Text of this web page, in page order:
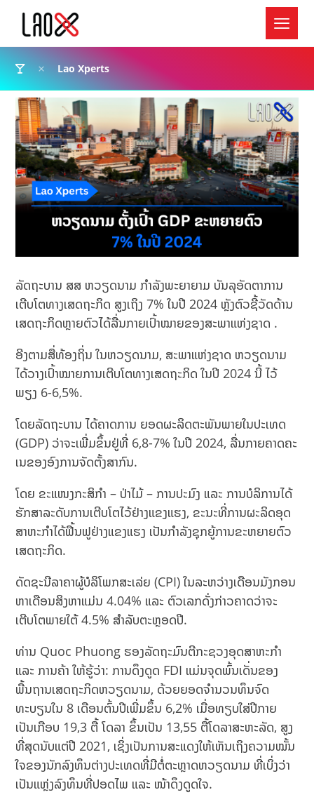
Lao Xperts
ລັດຖະບານ ສສ ຫວຽດນາມ ກຳລັງພະຍາຍາມ ບັນລຸອັດຕາການ
ເຕີບໂຕທາງເສດຖະກິດ ສູງເຖິງ 7% ໃນປີ 2024​ ຫຼັງຕົວ​ຊີ້​ວັດ​ດ້ານ​
ເສດຖະກິດ​ຫຼາຍ​ຕົວ​ໄດ້​ລື່ນ​ກາຍ​ເປົ້າ​ໝາຍ​ຂອງ​ສະພາ​ແຫ່ງ​ຊາດ .
ອີງຕາມສື່ທ້ອງຖິ່ນ ໃນຫວຽດນາມ, ສະພາແຫ່ງຊາດ ຫວຽດນາມ
ໄດ້ວາງເປົ້າໝາຍການເຕີບໂຕທາງເສດຖະກິດ ໃນປີ 2024 ​ນີ້ ໄວ້
ພຽງ 6-6,5%.
ໂດຍລັດຖະບານ ໄດ້ຄາດການ ຍອດ​ຜະ​ລິດ​ຕະ​ພັນ​ພາຍ​ໃນ​ປະ​ເທດ
(GDP) ​ວ່າ​ຈະ​ເພີ່ມ​ຂຶ້ນ​ຢູ່​ທີ່ 6,8-7% ໃນ​ປີ 2024, ລື່ນ​ກາຍ​ຄາດ​ຄະ​
ເນ​ຂອງ​ອົງ​ການ​ຈັດ​ຕັ້ງ​ສາ​ກົນ.
ໂດຍ ຂະ​ແໜງ​ກະ​ສິ​ກຳ – ປ່າ​ໄມ້ – ການ​ປະ​ມົງ ແລະ ການ​ບໍ​ລິ​ການ​ໄດ້​
ຮັກ​ສາ​ລະດັບການ​ເຕີບ​ໂຕ​ໄວ້ຢ່າງ​ແຂງ​ແຮງ, ຂະ​ນະ​ທີ່​ການ​ຜະ​ລິດ​ອຸດ​
ສາ​ຫະ​ກຳ​ໄດ້​ຟື້ນ​ຟູ​ຢ່າງ​ແຂງ​ແຮງ ເປັນ​ກຳ​ລັງ​ຊຸກ​ຍູ້​ການ​ຂະ​ຫຍາຍ​ຕົວ​
ເສດ​ຖະ​ກິດ.
ດັດຊະນີລາຄາຜູ້ບໍລິໂພກສະເລ່ຍ (CPI) ໃນລະຫວ່າງເດືອນມັງກອນ
ຫາເດືອນສິງຫາແມ່ນ 4.04% ແລະ ຕົວເລກດັ່ງກ່າວຄາດວ່າຈະ
ເຕີບໂຕພາຍໃຕ້ 4.5% ສໍາລັບຕະຫຼອດປີ.
ທ່ານ Quoc Phuong ຮອງ​ລັດຖະມົນຕີ​ກະຊວງ​ອຸດສາຫະກຳ ​
ແລະ ການ​ຄ້າ ​ໃຫ້​ຮູ້​ວ່າ: ການ​ດຶງ​ດູດ FDI ​ແມ່ນ​ຈຸດ​ພົ້ນ​ເດັ່ນ​ຂອງ​
ພື້ນຖານ​ເສດຖະກິດ​ຫວຽດນາມ, ດ້ວຍ​ຍອດ​ຈຳນວນ​ທຶນ​ຈົດ​
ທະບຽນ​ໃນ 8 ​ເດືອນ​ຕົ້ນ​ປີ​ເພີ່ມ​ຂຶ້ນ 6,2% ​ເມື່ອ​ທຽບ​ໃສ່​ປີ​ກາຍ ​
ເປັນ​ເກືອບ 19,3 ຕື້ ໂດລາ ຂຶ້ນ​ເປັນ 13,55 ຕື້​ໂດ​ລາ​ສະຫະລັດ, ສູງ​
ທີ່​ສຸດ​ນັບ​ແຕ່​ປີ 2021, ​ເຊິ່ງ​ເປັນ​ການ​ສະ​ແດງ​ໃຫ້​ເຫັນ​ເຖິງ​ຄວາມ​ໝັ້ນ​
ໃຈ​ຂອງ​ນັກ​ລົງທຶນ​ຕ່າງປະ​ເທດ​ທີ່​ມີ​ຕໍ່​ຕະຫຼາດ​ຫວຽດນາມ ທີ່ເບິ່ງ​​ວ່າ​
ເປັນແຫຼ່ງລົງທຶນ​ທີ່​ປອດ​ໄພ ​ແລະ ໜ້າດຶງດູດໃຈ.